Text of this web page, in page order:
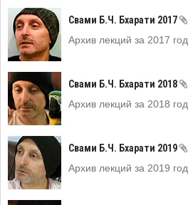
Свами Б.Ч. Бхарати 2017
Архив лекций за 2017 год
Свами Б.Ч. Бхарати 2018
Архив лекций за 2018 год
Свами Б.Ч. Бхарати 2019
Архив лекций за 2019 год